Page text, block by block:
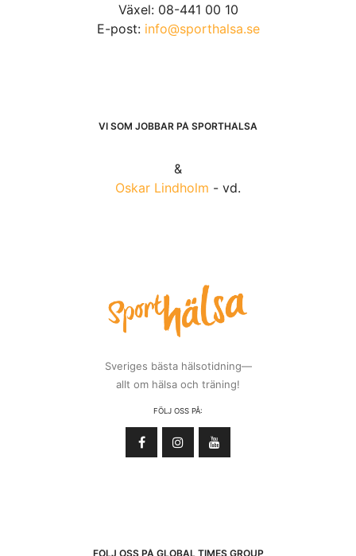
Växel: 08-441 00 10
E-post: info@sporthalsa.se
VI SOM JOBBAR PÅ SPORTHÄLSA
&
Oskar Lindholm - vd.
Sveriges bästa hälsotidning—
allt om hälsa och träning!
FÖLJ OSS PÅ:
FÖLJ OSS PÅ GLOBAL TIMES GROUP